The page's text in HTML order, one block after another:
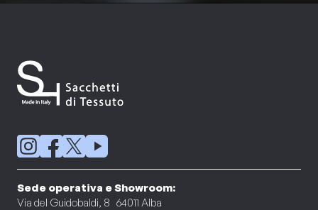
Sede operativa e Showroom:
Via del Guidobaldi, 8 64011 Alba